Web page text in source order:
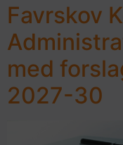
Favrskov
med
2027-30